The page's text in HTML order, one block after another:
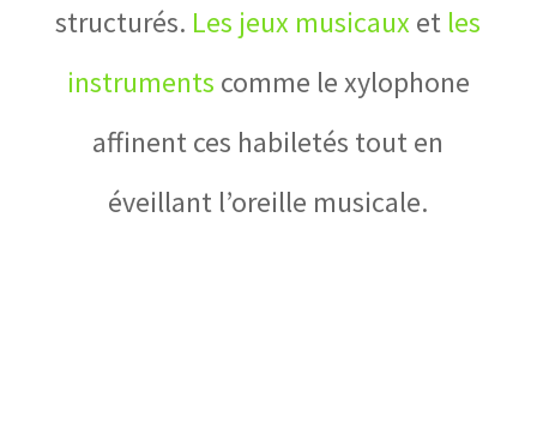
structurés. Les jeux musicauxet les
instruments comme le xylophone
affinent ces habiletés tout en
éveillant l’oreille musicale.